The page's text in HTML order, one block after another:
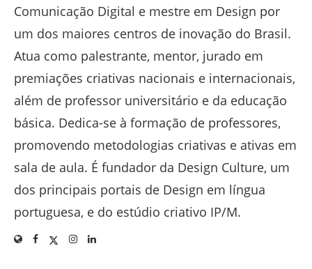
Comunicação Digital e mestre em Design por
um dos maiores centros de inovação do Brasil.
Atua como palestrante, mentor, jurado em
premiações criativas nacionais e internacionais,
além de professor universitário e da educação
básica. Dedica-se à formação de professores,
promovendo metodologias criativas e ativas em
sala de aula. É fundador da Design Culture, um
dos principais portais de Design em língua
portuguesa, e do estúdio criativo IP/M.